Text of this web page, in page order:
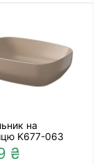
на
K677-063
₴